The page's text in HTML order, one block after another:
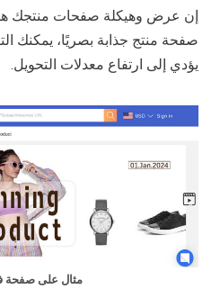
إن عرض وهيكلة صفحات منتجك هو
صفحة منتج جذابة بصريًا، يمكنك
يؤدي إلى ارتفاع معدلات التحويل.
مثال على صفحة